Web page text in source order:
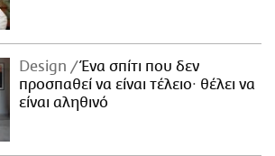
Design
Ένα σπίτι που δεν
προσπαθεί να είναι τέλειο· θέλει να
είναι αληθινό